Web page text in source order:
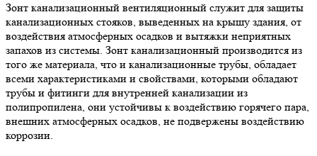
Зонт канализационный вентиляционный служит для защиты
канализационных стояков, выведенных на крышу здания, от
воздействия атмосферных осадков и вытяжки неприятных
запахов из системы. Зонт канализационный производится из
того же материала, что и канализационные трубы, обладает
всеми характеристиками и свойствами, которыми обладают
трубы и фитинги для внутренней канализации из
полипропилена, они устойчивы к воздействию горячего пара,
внешних атмосферных осадков, не подвержены воздействию
коррозии.